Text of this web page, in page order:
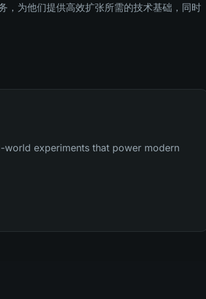
，为他们提供高效扩张所需的技术基础，同时
world experiments that power modern